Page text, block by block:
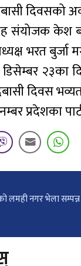
दिवसको
संयोजक केश
भरत
डिसेम्बर २३का
दिवस
प्रदेशका
लमही नगर भेला सम्पन्न